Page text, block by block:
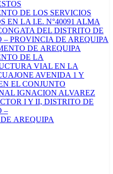
DE LOS SERVICIOS
EN LA I.E. N°40091 ALMA
DEL DISTRITO DE
PROVINCIA DE AREQUIPA
DE AREQUIPA
DE LA
VIAL EN LA
AVENIDA 1 Y
EL CONJUNTO
IGNACION ALVAREZ
I Y II, DISTRITO DE
–
AREQUIPA